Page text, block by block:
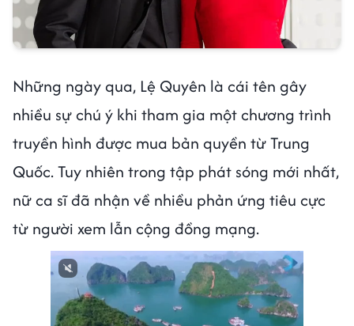
Những ngày qua, Lệ Quyên là cái tên gây
nhiều sự chú ý khi tham gia một chương trình
truyền hình được mua bản quyền từ Trung
Quốc. Tuy nhiên trong tập phát sóng mới nhất,
nữ ca sĩ đã nhận về nhiều phản ứng tiêu cực
từ người xem lẫn cộng đồng mạng.